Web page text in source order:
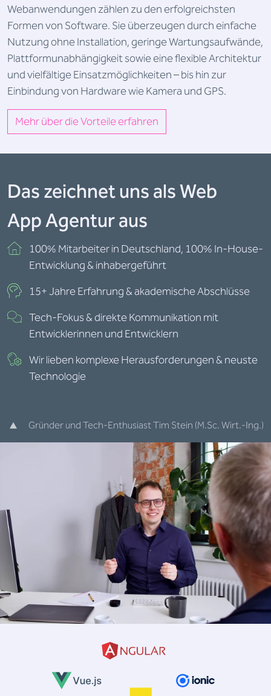
Webanwendungen zählen zu den erfolgreichsten
Formen von Software. Sie überzeugen durch einfache
Nutzung ohne Installation, geringe Wartungsaufwände,
Plattformunabhängigkeit sowie eine flexible Architektur
und vielfältige Einsatzmöglichkeiten – bis hin zur
Einbindung von Hardware wie Kamera und GPS.
Mehr über die Vorteile erfahren
Das zeichnet uns als Web
App Agentur aus
100% Mitarbeiter in Deutschland, 100% In-House-
Entwicklung & inhabergeführt
15+ Jahre Erfahrung & akademische Abschlüsse
Tech-Fokus & direkte Kommunikation mit
Entwicklerinnen und Entwicklern
Wir lieben komplexe Herausforderungen & neuste
Technologie
Gründer und Tech-Enthusiast Tim Stein (M.Sc. Wirt.-Ing.)